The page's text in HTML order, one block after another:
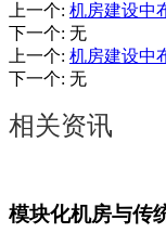
上一个: 机房建设中
下一个: 无
上一个: 机房建设中
下一个: 无
相关资讯
模块化机房与传